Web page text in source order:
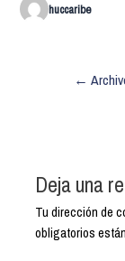
huccaribe
←
Deja una
Tu dirección de
obligatorios